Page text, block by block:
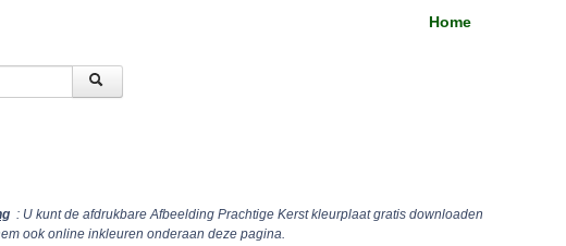
Home
: U kunt de afdrukbare Afbeelding Prachtige Kerst kleurplaat gratis downloaden
ook online inkleuren onderaan deze pagina.